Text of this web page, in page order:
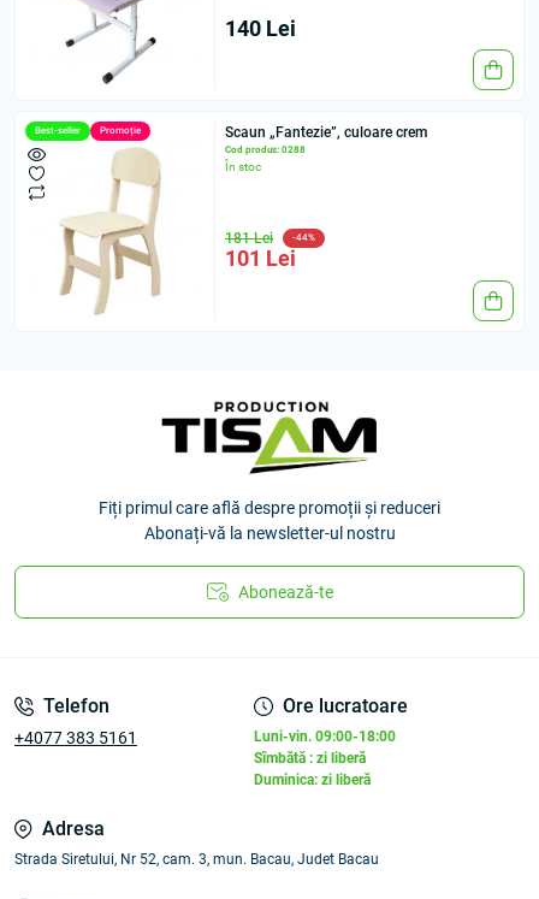
140 Lei
Best-seller Promoție Scaun „Fantezie”, culoare crem
Cod produs: 0288
În stoc
181 Lei -44%
101 Lei
Fiți primul care află despre promoții și reduceri
Abonați-vă la newsletter-ul nostru
Abonează-te
Telefon
+4077 383 5161
Ore lucratoare
Luni-vin. 09:00-18:00
Sîmbătă : zi liberă
Duminica: zi liberă
Adresa
Strada Siretului, Nr 52, cam. 3, mun. Bacau, Judet Bacau